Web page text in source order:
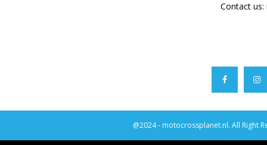
Contact us:
@2024 - motocrossplanet.nl. All Right